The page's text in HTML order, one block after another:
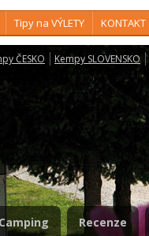
Tipy na VÝLETY KONTAKT
ČESKO Kempy SLOVENSKO
Camping Recenze